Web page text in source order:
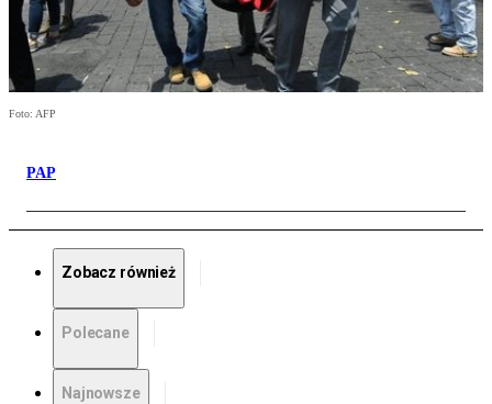
Foto: AFP
PAP
Zobacz również
Polecane
Najnowsze